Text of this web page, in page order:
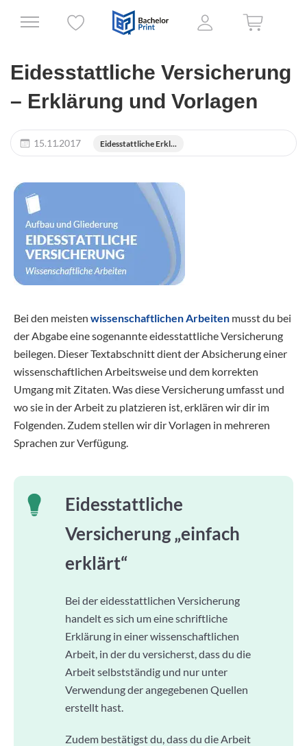
Eidesstattliche Versicherung
– Erklärung und Vorlagen
15.11.2017 Eidesstattliche Erkl...
Bei den meisten wissenschaftlichen Arbeiten musst du bei
der Abgabe eine sogenannte eidesstattliche Versicherung
beilegen. Dieser Textabschnitt dient der Absicherung einer
wissenschaftlichen Arbeitsweise und dem korrekten
Umgang mit Zitaten. Was diese Versicherung umfasst und
wo sie in der Arbeit zu platzieren ist, erklären wir dir im
Folgenden. Zudem stellen wir dir Vorlagen in mehreren
Sprachen zur Verfügung.
Eidesstattliche
Versicherung „einfach
erklärt“
Bei der eidesstattlichen Versicherung
handelt es sich um eine schriftliche
Erklärung in einer wissenschaftlichen
Arbeit, in der du versicherst, dass du die
Arbeit selbstständig und nur unter
Verwendung der angegebenen Quellen
erstellt hast.
Zudem bestätigst du, dass du die Arbeit